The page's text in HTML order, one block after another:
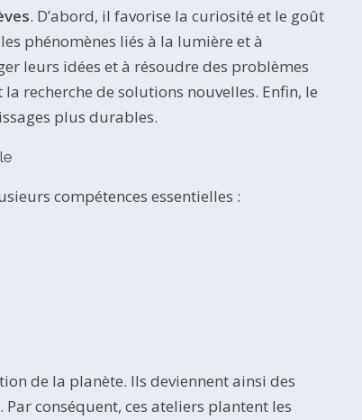
. D’abord, il favorise la curiosité et le goût
phénomènes liés à la lumière et à
leurs idées et à résoudre des problèmes
recherche de solutions nouvelles. Enfin, le
plus durables.
compétences essentielles :
de la planète. Ils deviennent ainsi des
conséquent, ces ateliers plantent les